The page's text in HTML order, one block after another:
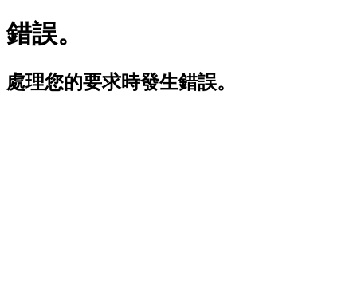
錯誤。
處理您的要求時發生錯誤。